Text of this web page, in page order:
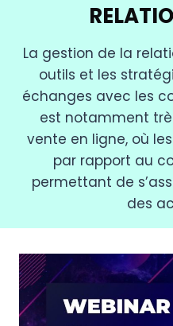
La gestion de la
outils et les
échanges avec les
est notamment
vente en ligne, où
par rapport au
permettant de
des